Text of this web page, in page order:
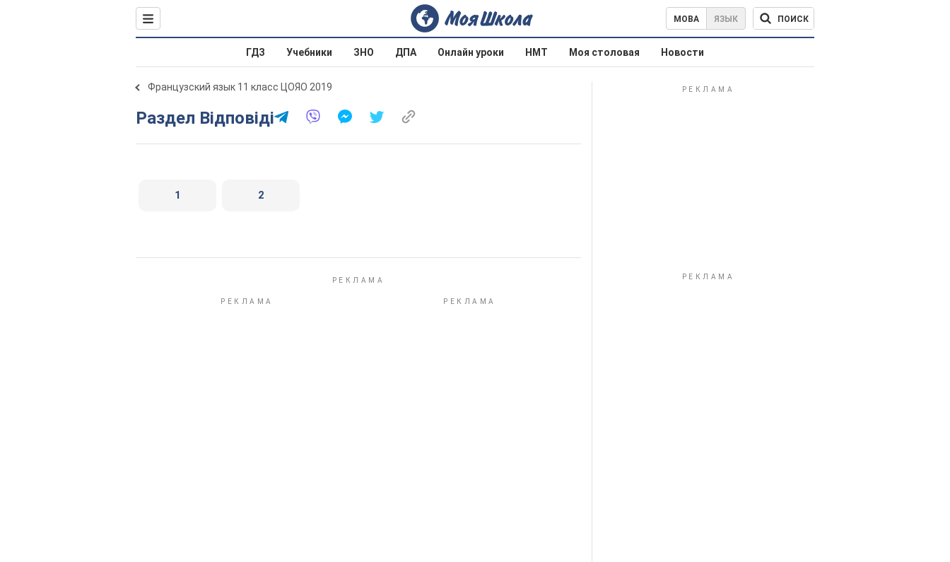
МОВА ЯЗЫК ПОИСК
ГДЗ Учебники ЗНО ДПА Онлайн уроки НМТ Моя столовая Новости
Французский язык 11 класс ЦОЯО 2019
Раздел Відповіді
1 2